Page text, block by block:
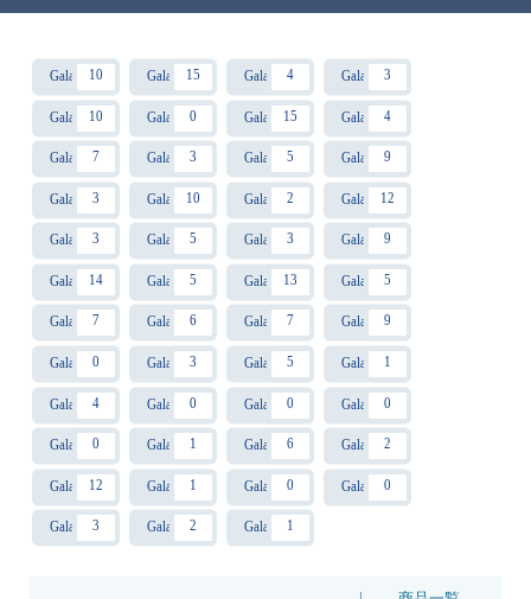
Galaxy A54 5G
10 Galaxy S24
15 Galaxy S24 Ultra
4 Galaxy S23 FE
3
Galaxy A55 5G
10 Galaxy S23+
0 Galaxy S25
15 Galaxy S25 Ultra
4
Galaxy A25 5G
7 Galaxy S24 FE
3 Galaxy A36 5G
5 Galaxy S26
9
Galaxy S26 Ultra
3 Galaxy A23
10 Galaxy S26+
2 Galaxy S23
12
Galaxy A57 5G
3 Galaxy S23 Ultra
5 Galaxy M23
3 Galaxy A53 5G
9
Galaxy S22
14 Galaxy S22 Ultra
5 Galaxy S21
13 Galaxy S21+
5
Galaxy S21 Ultra
7 Galaxy A41
6 Galaxy A51
7 Galaxy A21
9
Galaxy Note20 Ultra
0 Galaxy S20+ 5G
3 Galaxy S20 5G
5 Galaxy A20
1
Galaxy A7
4 Galaxy A30
0 Galaxy S10+
0 Galaxy S10
0
Galaxy Note10+
0 Galaxy Feel2
1 Galaxy A52
6 Galaxy A32
2
Galaxy A22
12 Galaxy Note9
1 Galaxy Feel
0 Galaxy S9+
0
Galaxy S9
3 Galaxy S8+
2 Galaxy Note8
1